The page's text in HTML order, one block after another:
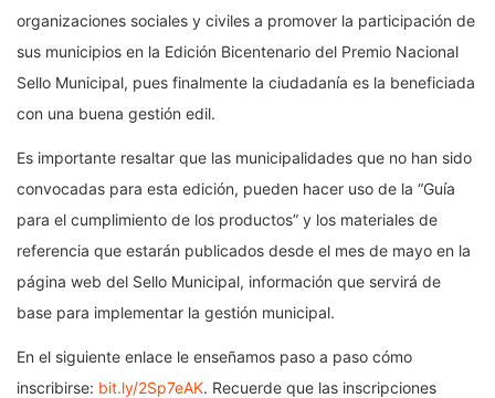
organizaciones sociales y civiles a promover la participación de
sus municipios en la Edición Bicentenario del Premio Nacional
Sello Municipal, pues finalmente la ciudadanía es la beneficiada
con una buena gestión edil.
Es importante resaltar que las municipalidades que no han sido
convocadas para esta edición, pueden hacer uso de la “Guía
para el cumplimiento de los productos” y los materiales de
referencia que estarán publicados desde el mes de mayo en la
página web del Sello Municipal, información que servirá de
base para implementar la gestión municipal.
En el siguiente enlace le enseñamos paso a paso cómo
inscribirse: bit.ly/2Sp7eAK. Recuerde que las inscripciones